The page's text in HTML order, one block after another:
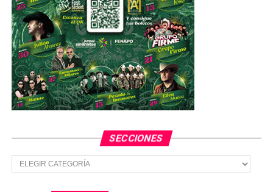
España ofrecer una disculpa por lo ocurrido durante la
época de La Conquista en México, “por las violaciones de
lo que hoy se llama derechos humanos” dijo AM
TEMAS RELACIONADOS
YA VIENE
Atropella tráiler a una multitud en Guatemala; hay 30
NO TE PIERDAS
Tiroteos en mezquitas de Nueva Zelanda dejan al menos
27 muertos
SECCIONES
Secciones